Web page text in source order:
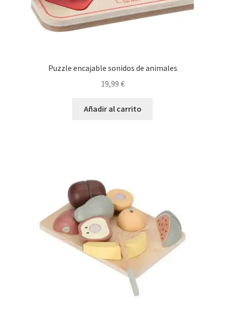
Puzzle encajable sonidos de animales
19,99 €
Añadir al carrito